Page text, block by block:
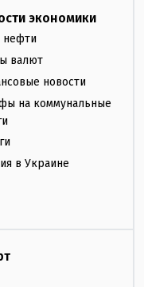
экономики
нефти
валют
новости
на коммунальные
в Украине